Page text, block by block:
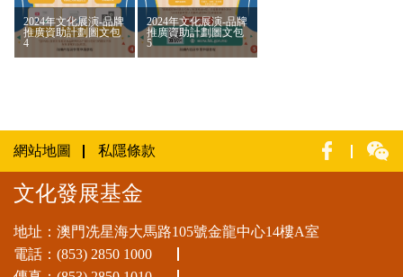
2024年文化展演-品牌
推廣資助計劃圖文包
4
2024年文化展演-品牌
推廣資助計劃圖文包
5
網站地圖 私隱條款
文化發展基金
地址：澳門冼星海大馬路105號金龍中心14樓A室
電話： (853) 2850 1000